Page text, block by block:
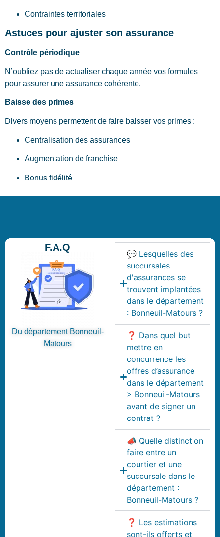
Contraintes territoriales
Astuces pour ajuster son assurance
Contrôle périodique
N’oubliez pas de actualiser chaque année vos formules
pour assurer une assurance cohérente.
Baisse des primes
Divers moyens permettent de faire baisser vos primes :
Centralisation des assurances
Augmentation de franchise
Bonus fidélité
F.A.Q
Du département Bonneuil-
Matours
💬 Lesquelles des
succursales
d'assurances se
trouvent implantées
dans le département
: Bonneuil-Matours ?
❓ Dans quel but
mettre en
concurrence les
offres d’assurance
dans le département
> Bonneuil-Matours
avant de signer un
contrat ?
📣 Quelle distinction
faire entre un
courtier et une
succursale dans le
département :
Bonneuil-Matours ?
❓ Les estimations
sont-ils offerts et